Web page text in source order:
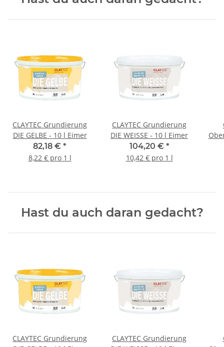
CLAYTEC Grundierung
DIE GELBE - 10 l Eimer
82,18 € *
8,22 € pro 1 l
CLAYTEC Grundierung
DIE WEISSE - 10 l Eimer
104,20 € *
10,42 € pro 1 l
Hast du auch daran gedacht?
CLAYTEC Grundierung
CLAYTEC Grundierung